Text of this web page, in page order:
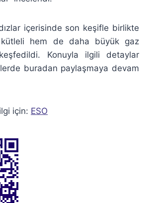
içerisinde son keşifle birlikte
hem de daha büyük gaz
Konuyla ilgili detaylar
buradan paylaşmaya devam
için: ESO